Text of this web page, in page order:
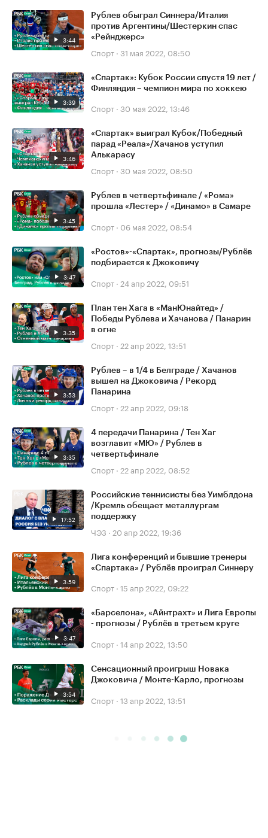
3:44
Рублев обыграл Синнера/Италия
против Аргентины/Шестеркин спас
«Рейнджерс»
Спорт · 31 мая 2022, 08:50
3:39
«Спартак»: Кубок России спустя 19 лет /
Финляндия – чемпион мира по хоккею
Спорт · 30 мая 2022, 13:46
3:46
«Спартак» выиграл Кубок/Победный
парад «Реала»/Хачанов уступил
Алькарасу
Спорт · 30 мая 2022, 08:50
3:45
Рублев в четвертьфинале / «Рома»
прошла «Лестер» / «Динамо» в Самаре
Спорт · 06 мая 2022, 08:54
3:47
«Ростов»-«Спартак», прогнозы/Рублёв
подбирается к Джоковичу
Спорт · 24 апр 2022, 09:51
3:35
План тен Хага в «МанЮнайтед» /
Победы Рублева и Хачанова / Панарин
в огне
Спорт · 22 апр 2022, 13:51
3:53
Рублев – в 1/4 в Белграде / Хачанов
вышел на Джоковича / Рекорд
Панарина
Спорт · 22 апр 2022, 09:18
3:35
4 передачи Панарина / Тен Хаг
возглавит «МЮ» / Рублев в
четвертьфинале
Спорт · 22 апр 2022, 08:52
17:52
Российские теннисисты без Уимблдона
/Кремль обещает металлургам
поддержку
ЧЭЗ · 20 апр 2022, 19:36
3:59
Лига конференций и бывшие тренеры
«Спартака» / Рублёв проиграл Синнеру
Спорт · 15 апр 2022, 09:22
3:47
«Барселона», «Айнтрахт» и Лига Европы
- прогнозы / Рублёв в третьем круге
Спорт · 14 апр 2022, 13:50
3:54
Сенсационный проигрыш Новака
Джоковича / Монте-Карло, прогнозы
Спорт · 13 апр 2022, 13:51